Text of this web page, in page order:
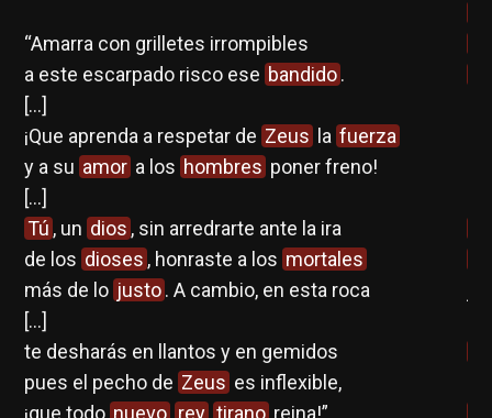
“Amarra con grilletes irrompibles
a este escarpado risco ese bandido.
[…]
¡Que aprenda a respetar de Zeus la fuerza
y a su amor a los hombres poner freno!
[…]
Tú , un dios , sin arredrarte ante la ira
de los dioses , honraste a los mortales
más de lo justo. A cambio, en esta roca
[…]
te desharás en llantos y en gemidos
pues el pecho de Zeus es inflexible,
¡que todo nuevo rey tirano reina!”